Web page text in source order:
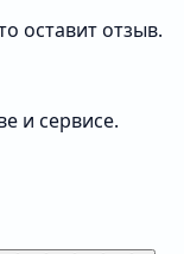
оставит отзыв.
и сервисе.